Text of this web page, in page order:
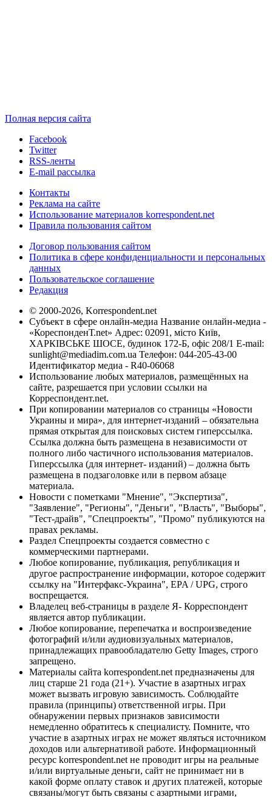
Полная версия сайта
Facebook
Twitter
RSS-ленты
E-mail рассылка
Контакты
Реклама на сайте
Использование материалов korrespondent.net
Правила пользования сайтом
Договор пользования сайтом
Политика в сфере конфиденциальности и персональных
данных
Пользовательское соглашение
Редакция
© 2000-2026, Korrespondent.net
Субъект в сфере онлайн-медиа Название онлайн-медиа -
«КореспонденТ.net» Адрес: 02091, місто Київ,
ХАРКІВСЬКЕ ШОСЕ, будинок 172-Б, офіс 208/1 E-mail:
sunlight@mediadim.com.ua Телефон: 044-205-43-00
Идентификатор медиа - R40-06068
Использование любых материалов, размещённых на
сайте, разрешается при условии ссылки на
Корреспондент.net.
При копировании материалов со страницы «Новости
Украины и мира», для интернет-изданий – обязательна
прямая открытая для поисковых систем гиперссылка.
Ссылка должна быть размещена в независимости от
полного либо частичного использования материалов.
Гиперссылка (для интернет- изданий) – должна быть
размещена в подзаголовке или в первом абзаце
материала.
Новости с пометками "Мнение", "Экспертиза",
"Заявление", "Регионы", "Деньги", "Власть", "Выборы",
"Тест-драйв", "Спецпроекты", "Промо" публикуются на
правах рекламы.
Раздел Спецпроекты создается совместно с
коммерческими партнерами.
Любое копирование, публикация, републикация и
другое распространение информации, которое содержит
ссылку на "Интерфакс-Украина", EPA / UPG, строго
воспрещается.
Владелец веб-страницы в разделе Я- Корреспондент
является автор публикации.
Любое копирование, перепечатка и воспроизведение
фотографий и/или аудиовизуальных материалов,
принадлежащих правообладателю Getty Images, строго
запрещено.
Материалы сайта korrespondent.net предназначены для
лиц старше 21 года (21+). Участие в азартных играх
может вызвать игровую зависимость. Соблюдайте
правила (принципы) ответственной игры. При
обнаружении первых признаков зависимости
немедленно обратитесь к специалисту. Помните, что
участие в азартных играх не может являться источником
доходов или альтернативой работе. Информационный
ресурс korrespondent.net не проводит игры на реальные
и/или виртуальные деньги, сайт не принимает ни в
какой форме оплату ставок и других платежей, которые
связаны/могут быть связаны с азартными играми,